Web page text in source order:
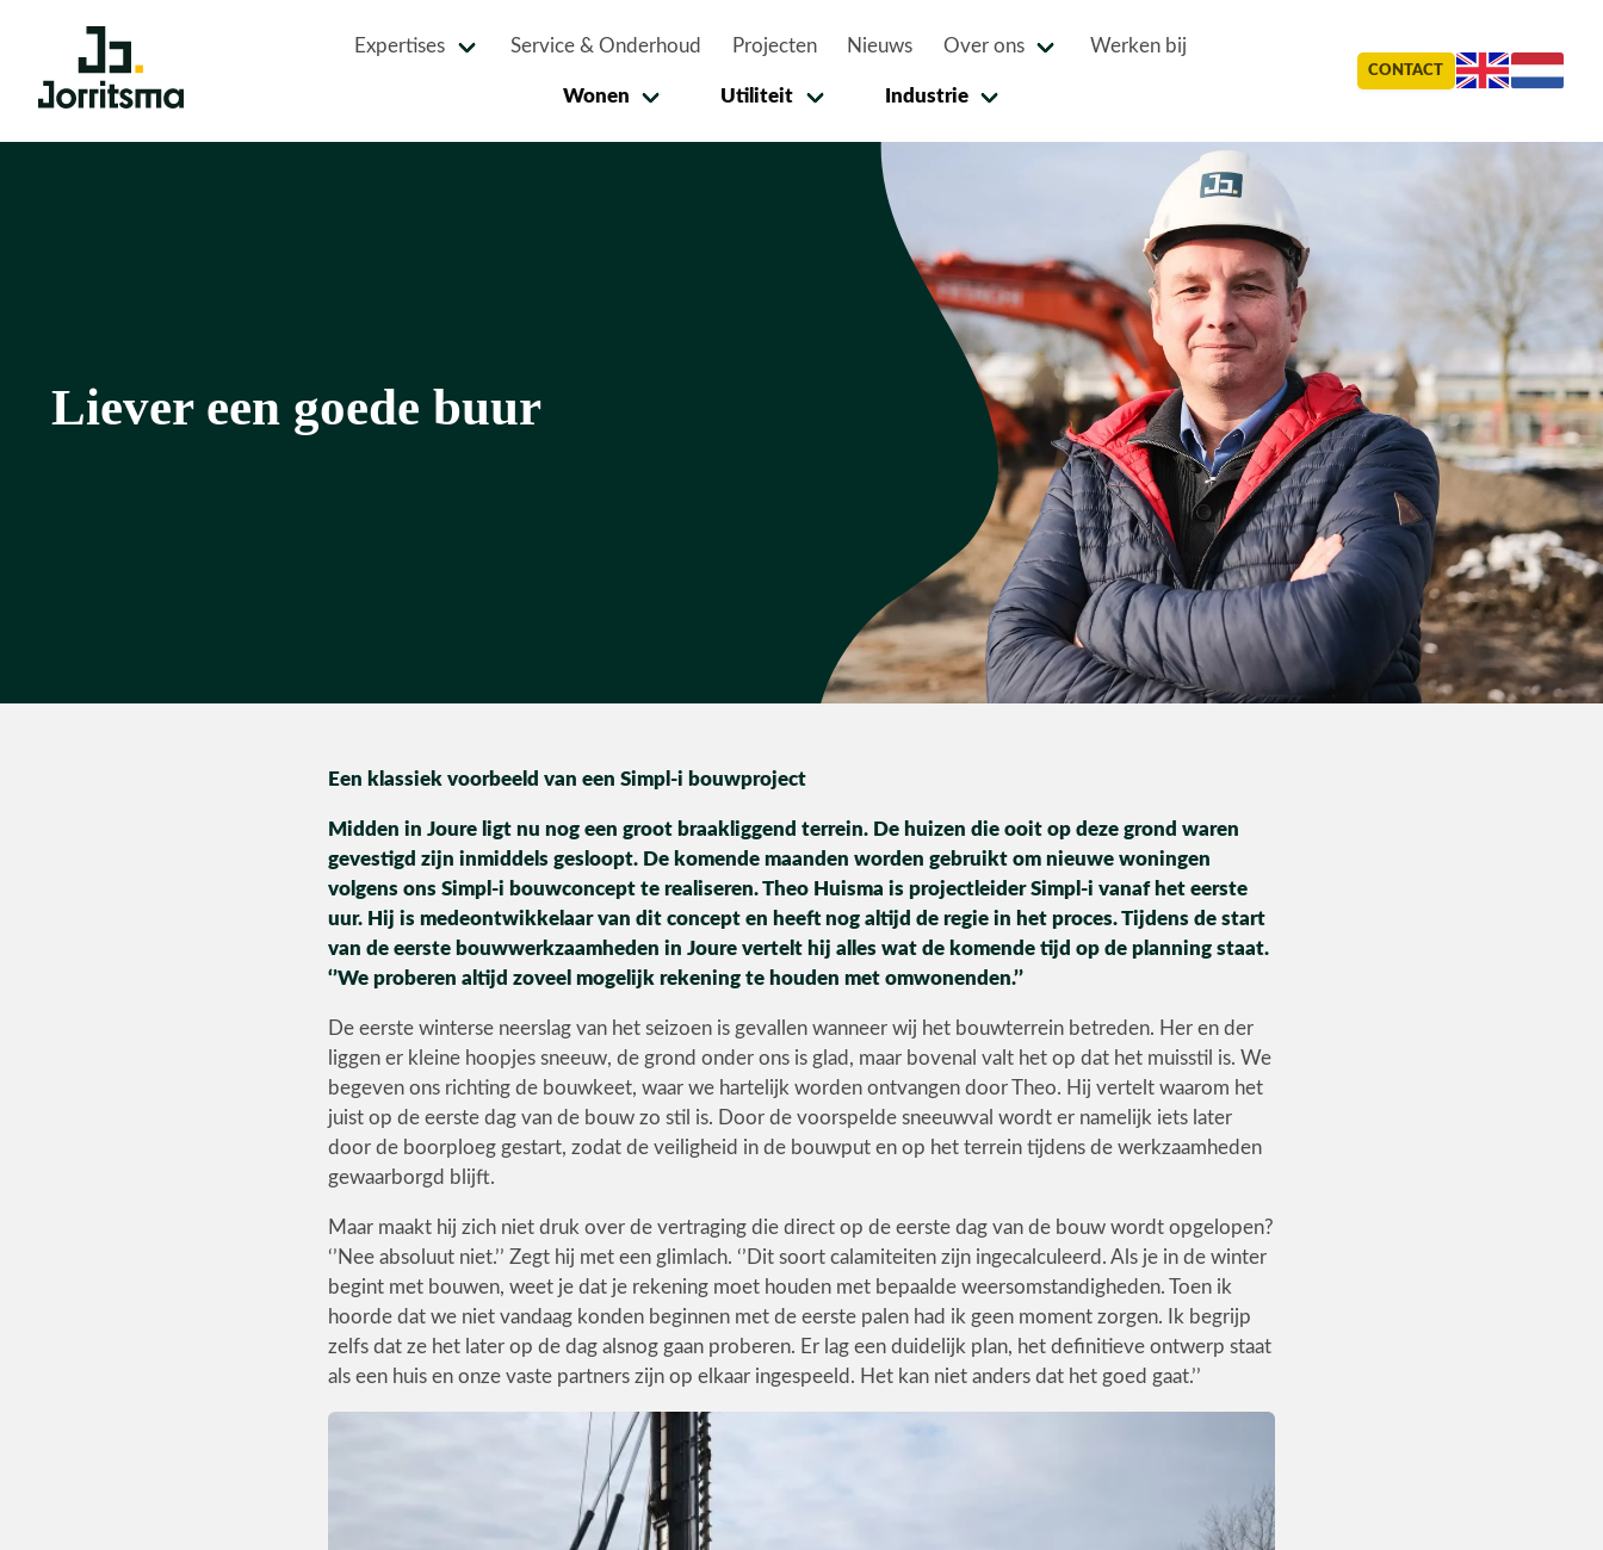
Expertises Service & Onderhoud Projecten Nieuws Over ons Werken bij
Wonen Utiliteit Industrie
CONTACT
Liever een goede buur
Een klassiek voorbeeld van een Simpl-i bouwproject
Midden in Joure ligt nu nog een groot braakliggend terrein. De huizen die ooit op deze grond waren
gevestigd zijn inmiddels gesloopt. De komende maanden worden gebruikt om nieuwe woningen
volgens ons Simpl-i bouwconcept te realiseren. Theo Huisma is projectleider Simpl-i vanaf het eerste
uur. Hij is medeontwikkelaar van dit concept en heeft nog altijd de regie in het proces. Tijdens de start
van de eerste bouwwerkzaamheden in Joure vertelt hij alles wat de komende tijd op de planning staat.
‘’We proberen altijd zoveel mogelijk rekening te houden met omwonenden.’’
De eerste winterse neerslag van het seizoen is gevallen wanneer wij het bouwterrein betreden. Her en der
liggen er kleine hoopjes sneeuw, de grond onder ons is glad, maar bovenal valt het op dat het muisstil is. We
begeven ons richting de bouwkeet, waar we hartelijk worden ontvangen door Theo. Hij vertelt waarom het
juist op de eerste dag van de bouw zo stil is. Door de voorspelde sneeuwval wordt er namelijk iets later
door de boorploeg gestart, zodat de veiligheid in de bouwput en op het terrein tijdens de werkzaamheden
gewaarborgd blijft.
Maar maakt hij zich niet druk over de vertraging die direct op de eerste dag van de bouw wordt opgelopen?
‘’Nee absoluut niet.’’ Zegt hij met een glimlach. ‘’Dit soort calamiteiten zijn ingecalculeerd. Als je in de winter
begint met bouwen, weet je dat je rekening moet houden met bepaalde weersomstandigheden. Toen ik
hoorde dat we niet vandaag konden beginnen met de eerste palen had ik geen moment zorgen. Ik begrijp
zelfs dat ze het later op de dag alsnog gaan proberen. Er lag een duidelijk plan, het definitieve ontwerp staat
als een huis en onze vaste partners zijn op elkaar ingespeeld. Het kan niet anders dat het goed gaat.’’